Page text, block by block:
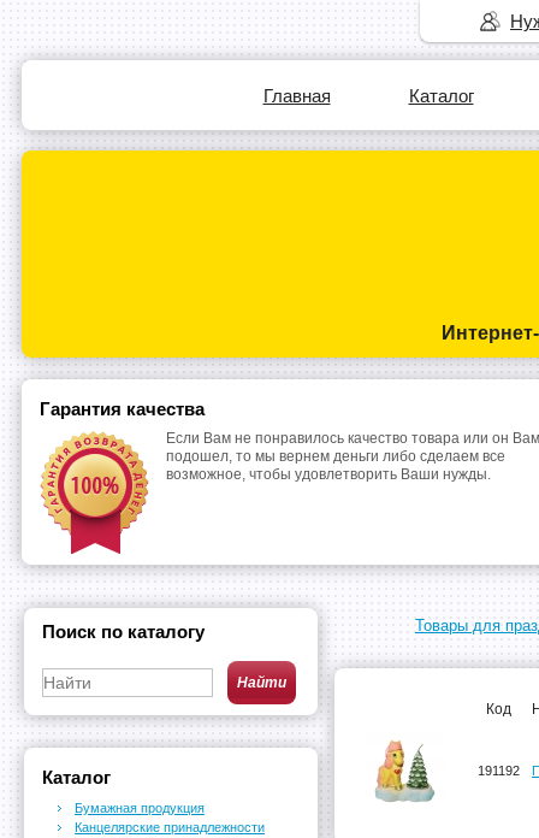
Главная Каталог
Гарантия качества
Если Вам не понравилось качество товара или он
подошел, то мы вернем деньги либо сделаем все
возможное, чтобы удовлетворить Ваши нужды.
Товары для
Код
191192
Поиск по каталогу
Каталог
Бумажная продукция
Канцелярские принадлежности